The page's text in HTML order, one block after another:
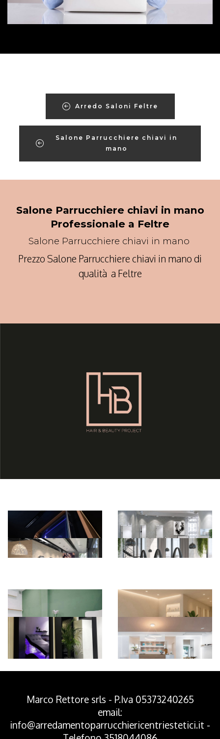
Arredo Saloni Feltre
Salone Parrucchiere chiavi in
mano
Salone Parrucchiere chiavi in mano
Professionale a Feltre
Salone Parrucchiere chiavi in mano
Prezzo Salone Parrucchiere chiavi in mano di
qualità a Feltre
Marco Rettore srls - P.Iva 05373240265
email:
info@arredamentoparrucchiericentriestetici.it -